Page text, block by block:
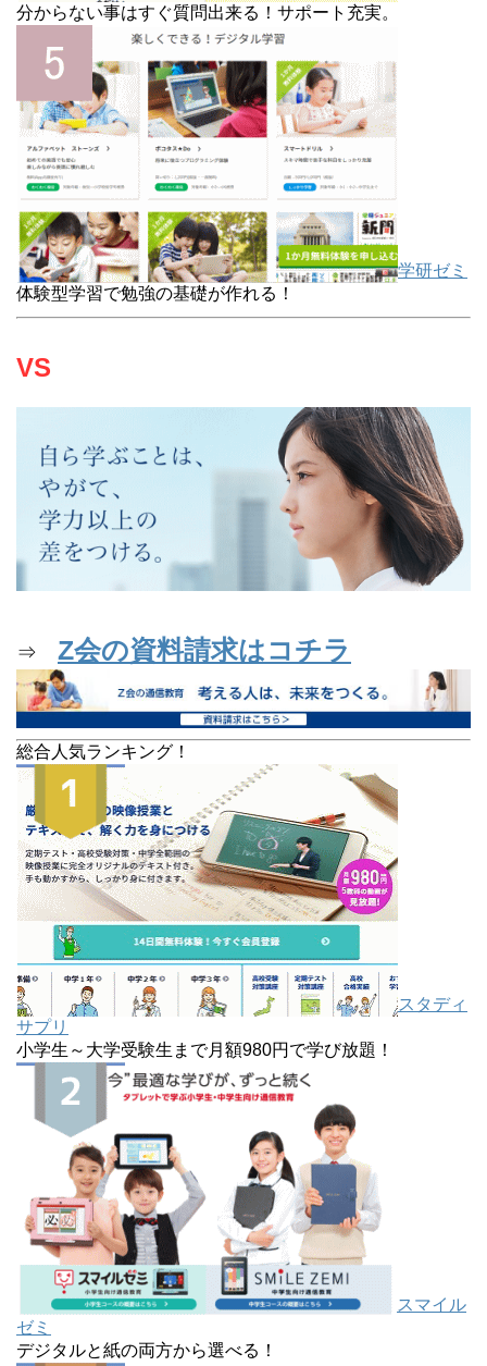
分からない事はすぐ質問出来る！サポート充実。
学研ゼミ
体験型学習で勉強の基礎が作れる！
VS
⇒ Z会の資料請求はコチラ
総合人気ランキング！
スタディ
サプリ
小学生～大学受験生まで月額980円で学び放題！
スマイル
ゼミ
デジタルと紙の両方から選べる！